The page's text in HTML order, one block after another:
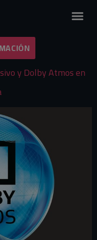
y Dolby Atmos en